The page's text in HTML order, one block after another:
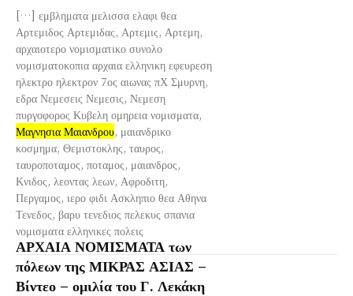
[…] εμβληματα μελισσα ελαφι θεα
Αρτεμιδος Αρτεμιδας, Αρτεμις, Αρτεμη,
αρχαιοτερο νομισματικο συνολο
νομισματοκοπια αρχαια ελληνικη εφευρεση
ηλεκτρο ηλεκτρον 7ος αιωνας πΧ Σμυρνη,
εδρα Νεμεσεις Νεμεσις, Νεμεση
πυργοφορος Κυβελη ομηρεια νομισματα,
Μαγνησια Μαιανδρου, μαιανδρικο
κοσμημα, Θεμιστοκλης, ταυρος,
ταυροποταμος, ποταμος, μαιανδρος,
Κνιδος, λεοντας λεων, Αφροδιτη,
Περγαμος, ιερο φιδι Ασκληπιο θεα Αθηνα
Τενεδος, βαρυ τενεδιος πελεκυς σπανια
νομισματα ελληνικες πολεις
ΑΡΧΑΙΑ ΝΟΜΙΣΜΑΤΑ των
πόλεων της ΜΙΚΡΑΣ ΑΣΙΑΣ –
Βίντεο – ομιλία του Γ. Λεκάκη